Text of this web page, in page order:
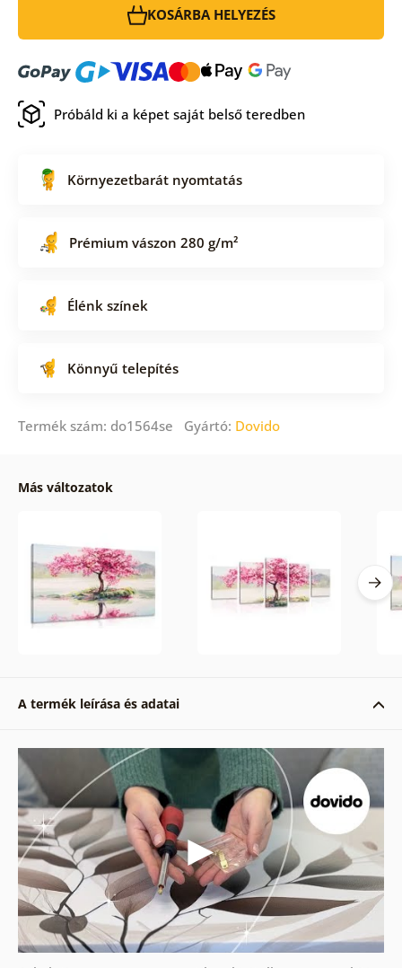
KOSÁRBA HELYEZÉS
Próbáld ki a képet saját belső teredben
Környezetbarát nyomtatás
Prémium vászon 280 g/m²
Élénk színek
Könnyű telepítés
Termék szám: do1564se Gyártó: Dovido
Más változatok
A termék leírása és adatai